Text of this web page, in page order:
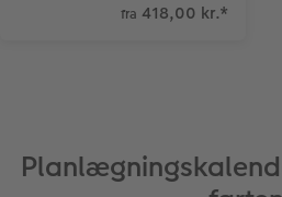
fra 418,00 kr.*